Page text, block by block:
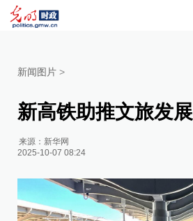
新闻图片 >
新高铁助推文旅发展
来源： 新华网
2025-10-07 08:24